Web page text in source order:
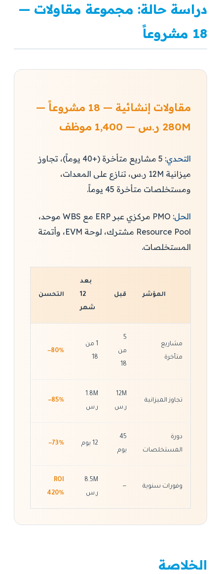
دراسة حالة: مجموعة مقاولات —
18 مشروعاً
مقاولات إنشائية — 18 مشروعاً —
280M ر.س — 1,400 موظف
التحدي:
5 مشاريع متأخرة (+40 يوماً)، تجاوز
ميزانية 12M ر.س، تنازع على المعدات،
ومستخلصات متأخرة 45 يوماً.
الحل:
PMO مركزي عبر ERP مع WBS موحد،
Resource Pool مشترك، لوحة EVM، وأتمتة
المستخلصات.
المؤشر قبل
بعد
12
شهر
التحسن
مشاريع
متأخرة
5
من
18
1 من
18
−80%
تجاوز الميزانية
12M
ر.س
1.8M
ر.س
−85%
دورة
المستخلصات
45
يوم
12 يوم −73%
وفورات سنوية —
8.5M
ر.س
ROI
420%
الخلاصة